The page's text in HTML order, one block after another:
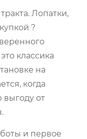
Лопатки,
?
классика
на
когда
от
и первое